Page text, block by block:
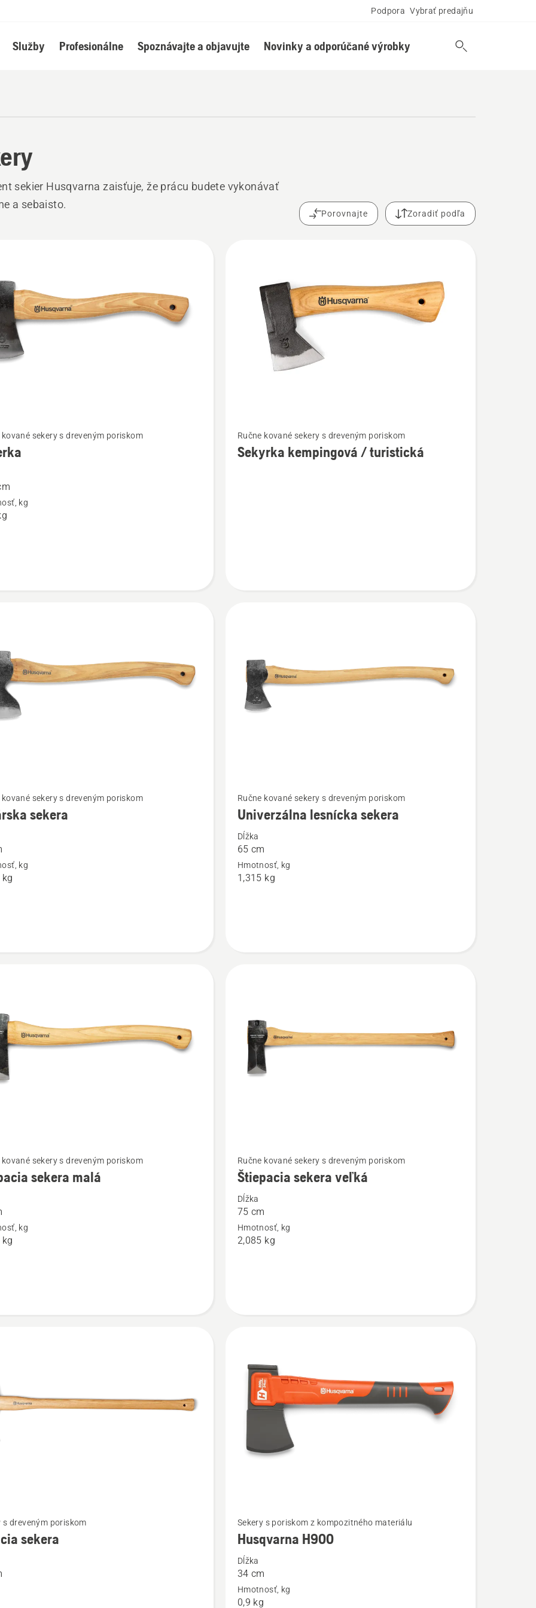
Podpora Vybrať predajňu
Služby Profesionálne Spoznávajte a objavujte Novinky a odporúčané výrobky
sekier Husqvarna zaisťuje, že prácu budete vykonávať
a sebaisto.
Porovnajte Zoradiť podľa
kované sekery s dreveným poriskom
kg
viac
podrobností
Ručne kované sekery s dreveným poriskom
Sekyrka kempingová / turistická
kované sekery s dreveným poriskom
sekera
kg
viac
podrobností
lesnícka
Ručne kované sekery s dreveným poriskom
Univerzálna lesnícka sekera
Dĺžka
65 cm
Hmotnosť, kg
1,315 kg
kované sekery s dreveným poriskom
sekera malá
kg
viac
podrobností
sekera
Ručne kované sekery s dreveným poriskom
Štiepacia sekera veľká
Dĺžka
75 cm
Hmotnosť, kg
2,085 kg
s dreveným poriskom
sekera
viac
podrobností
Husqvarna
H900
Sekery s poriskom z kompozitného materiálu
Husqvarna H900
Dĺžka
34 cm
Hmotnosť, kg
0,9 kg